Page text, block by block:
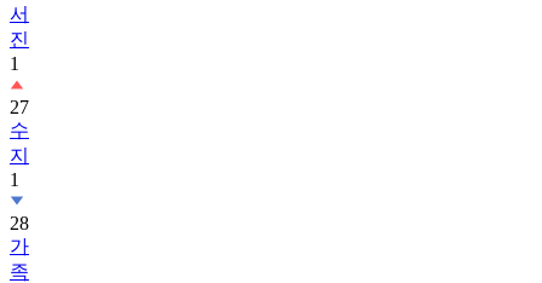
서
진
1
27
수
지
1
28
가
족